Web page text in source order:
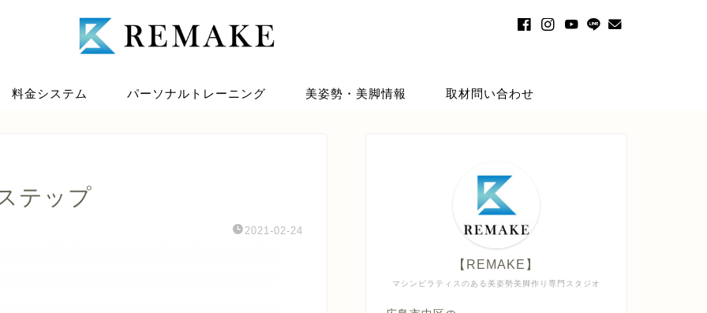
料金システム パーソナルトレーニング 美姿勢・美脚情報 取材問い合わせ
テップ
2021-02-24
マシンピラティスのある美姿勢美脚作り専門スタジオ
【REMAKE】